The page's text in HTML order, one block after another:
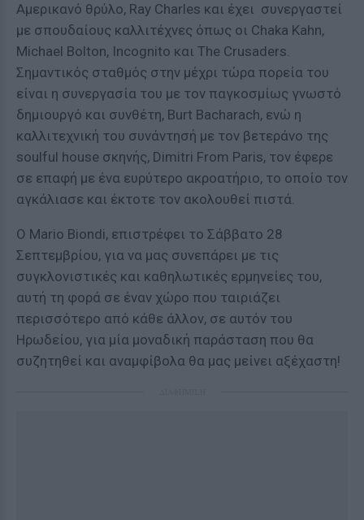
Αμερικανό θρύλο, Ray Charles και έχει συνεργαστεί
με σπουδαίους καλλιτέχνες όπως οι Chaka Kahn,
Michael Bolton, Incognito και The Crusaders.
Σημαντικός σταθμός στην μέχρι τώρα πορεία του
είναι η συνεργασία του με τον παγκοσμίως γνωστό
δημιουργό και συνθέτη, Burt Bacharach, ενώ η
καλλιτεχνική του συνάντησή με τον βετεράνο της
soulful house σκηνής, Dimitri From Paris, τον έφερε
σε επαφή με ένα ευρύτερο ακροατήριο, το οποίο τον
αγκάλιασε και έκτοτε τον ακολουθεί πιστά.
O Mario Biondi, επιστρέφει το Σάββατο 28
Σεπτεμβρίου, για να μας συνεπάρει με τις
συγκλονιστικές και καθηλωτικές ερμηνείες του,
αυτή τη φορά σε έναν χώρο που ταιριάζει
περισσότερο από κάθε άλλον, σε αυτόν του
Ηρωδείου, για μία μοναδική παράσταση που θα
συζητηθεί και αναμφίβολα θα μας μείνει αξέχαστη!